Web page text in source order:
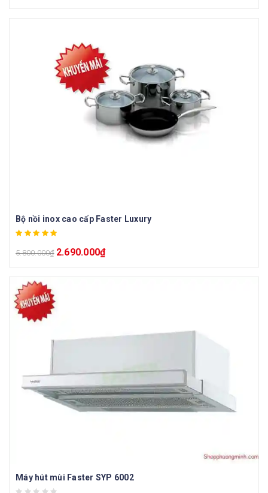
Bộ nồi inox cao cấp Faster Luxury
5.800.000₫ 2.690.000₫
Máy hút mùi Faster SYP 6002